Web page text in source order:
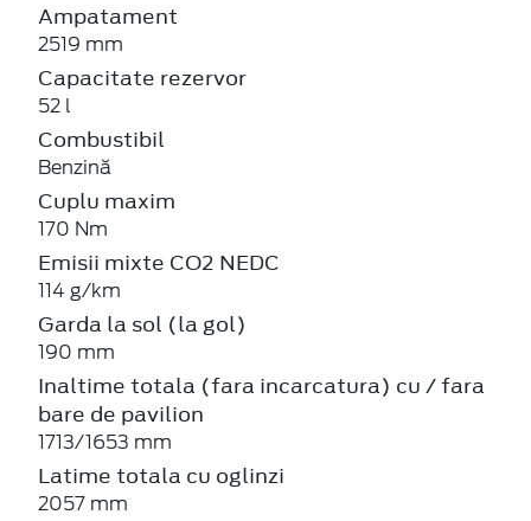
Ampatament
2519 mm
Capacitate rezervor
52 l
Combustibil
Benzină
Cuplu maxim
170 Nm
Emisii mixte CO2 NEDC
114 g/km
Garda la sol (la gol)
190 mm
Inaltime totala (fara incarcatura) cu / fara
bare de pavilion
1713/1653 mm
Latime totala cu oglinzi
2057 mm